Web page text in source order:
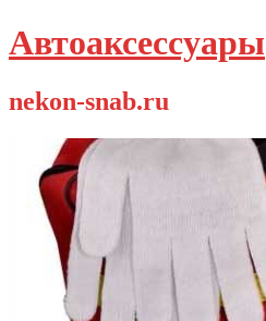
Автоаксессуары
nekon-snab.ru